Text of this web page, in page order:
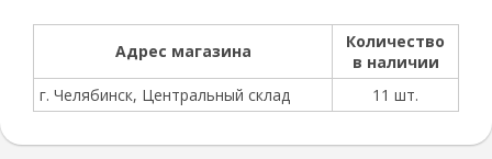
Адрес магазина
Количество
в наличии
г. Челябинск, Центральный склад
11 шт.